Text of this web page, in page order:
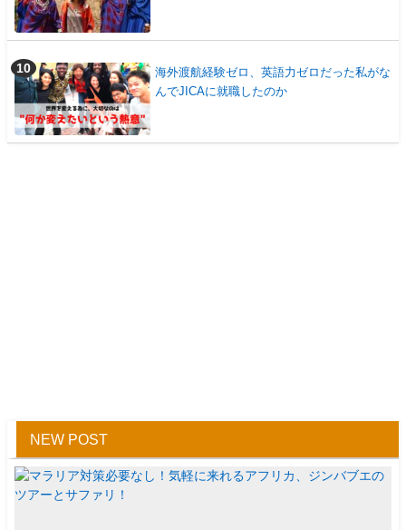
海外渡航経験ゼロ、英語力ゼロだった私がな
んでJICAに就職したのか
NEW POST